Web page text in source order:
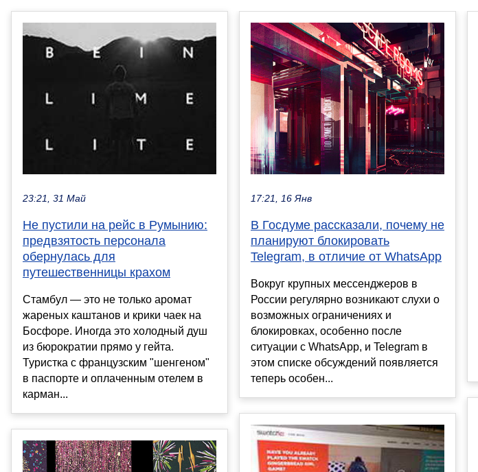
23:21, 31 Май
Не пустили на рейс в Румынию:
предвзятость персонала
обернулась для
путешественницы крахом
Стамбул — это не только аромат
жареных каштанов и крики чаек на
Босфоре. Иногда это холодный душ
из бюрократии прямо у гейта.
Туристка с французским "шенгеном"
в паспорте и оплаченным отелем в
карман...
17:21, 16 Янв
В Госдуме рассказали, почему не
планируют блокировать
Telegram, в отличие от WhatsApp
Вокруг крупных мессенджеров в
России регулярно возникают слухи о
возможных ограничениях и
блокировках, особенно после
ситуации с WhatsApp, и Telegram в
этом списке обсуждений появляется
теперь особен...